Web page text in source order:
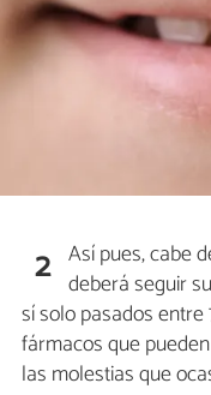
2 Así pues, cabe
deberá seguir
sí solo pasados entre
fármacos que
las molestias que